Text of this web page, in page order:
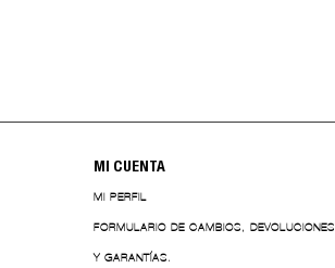
MI CUENTA
MI PERFIL
FORMULARIO DE CAMBIOS, DEVOLUCIONES
Y GARANTÍAS.